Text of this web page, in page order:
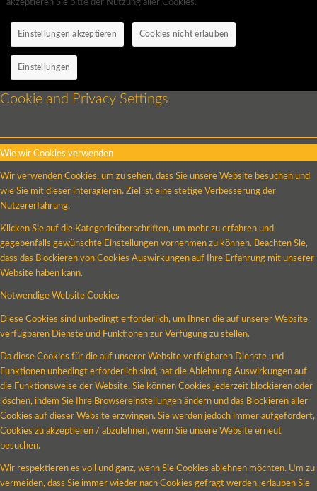
akzeptieren Sie bitte der Nutzung aller Cookies.
Einstellungen akzeptieren Cookies nicht erlauben
Einstellungen
Cookie and Privacy Settings
Wie wir Cookies verwenden
Wir verwenden Cookies, um zu sehen, dass Sie unsere Website besuchen und
wie Sie mit dieser interagieren. Ziel ist eine stetige Verbesserung der
Nutzererfahrung.
Klicken Sie auf die Kategorieüberschriften, um mehr zu erfahren und
gegebenfalls gewünschte Einstellungen vornehmen zu können. Beachten Sie,
dass das Blockieren von Cookies Auswirkungen auf Ihre Erfahrung mit unserer
Website haben kann.
Notwendige Website Cookies
Diese Cookies sind unbedingt erforderlich, um Ihnen die auf unserer Website
verfügbaren Dienste und Funktionen zur Verfügung zu stellen.
Da diese Cookies für die auf unserer Website verfügbaren Dienste und
Funktionen unbedingt erforderlich sind, hat die Ablehnung Auswirkungen auf
die Funktionsweise der Website. Sie können Cookies jederzeit blockieren oder
löschen, indem Sie Ihre Browsereinstellungen ändern und das Blockieren aller
Cookies auf dieser Website erzwingen. Sie werden jedoch immer aufgefordert,
Cookies zu akzeptieren / abzulehnen, wenn Sie unsere Website erneut
besuchen.
Wir respektieren es voll und ganz, wenn Sie Cookies ablehnen möchten. Um zu
vermeiden, dass Sie immer wieder nach Cookies gefragt werden, erlauben Sie